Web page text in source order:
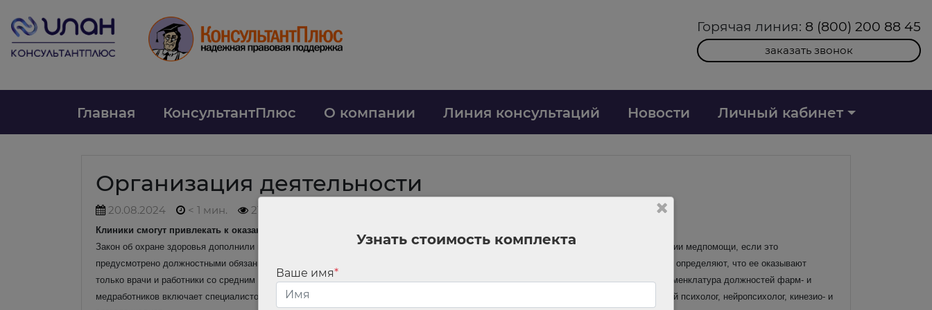
Горячая линия: 8 (800) 200 88 45
заказать звонок
Главная КонсультантПлюс О компании Линия консультаций Новости Личный кабинет
Организация деятельности
20.08.2024 < 1 мин. 216
Клиники смогут привлекать к оказанию медпомощи работников с немедицинским образованием
Закон об охране здоровья дополнили нормами о работе специалистов с немедицинским образованием. Они могут участвовать в оказании медпомощи, если это
предусмотрено должностными обязанностями, порядками и положениями о такой помощи. Нормы о разных видах медпомощи, которые определяют, что ее оказывают
только врачи и работники со средним медицинским образованием, исключили. Изменения вступают в силу с 1 сентября.Напомним, номенклатура должностей фарм- и
медработников включает специалистов с высшим и средним профессиональным немедицинским образованием. Среди них медицинский психолог, нейропсихолог, кинезио- и
Узнать стоимость комплекта
Ваше имя*